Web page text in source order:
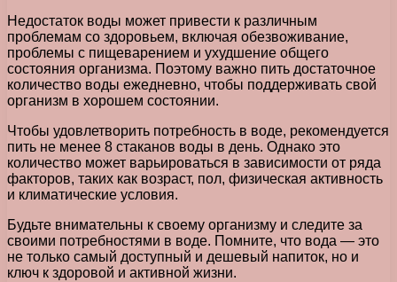
Недостаток воды может привести к различным
проблемам со здоровьем, включая обезвоживание,
проблемы с пищеварением и ухудшение общего
состояния организма. Поэтому важно пить достаточное
количество воды ежедневно, чтобы поддерживать свой
организм в хорошем состоянии.
Чтобы удовлетворить потребность в воде, рекомендуется
пить не менее 8 стаканов воды в день. Однако это
количество может варьироваться в зависимости от ряда
факторов, таких как возраст, пол, физическая активность
и климатические условия.
Будьте внимательны к своему организму и следите за
своими потребностями в воде. Помните, что вода — это
не только самый доступный и дешевый напиток, но и
ключ к здоровой и активной жизни.